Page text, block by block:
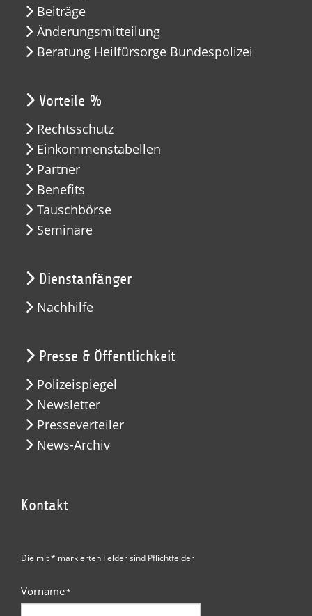
Beiträge
Änderungsmitteilung
Beratung Heilfürsorge Bundespolizei
Vorteile %
Rechtsschutz
Einkommenstabellen
Partner
Benefits
Tauschbörse
Seminare
Dienstanfänger
Nachhilfe
Presse & Öffentlichkeit
Polizeispiegel
Newsletter
Presseverteiler
News-Archiv
Kontakt
Die mit * markierten Felder sind Pflichtfelder
Vorname*